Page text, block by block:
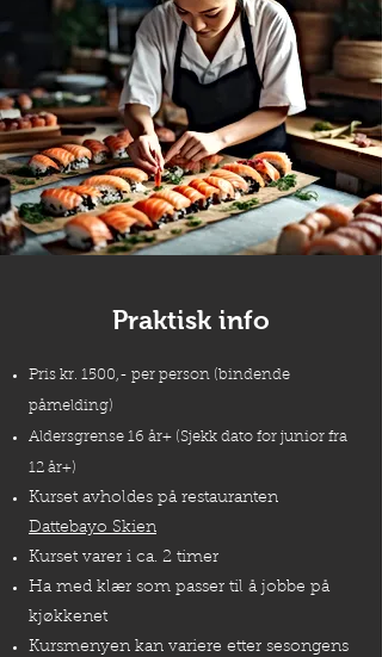
Praktisk info
Pris kr. 1500,- per person (bindende
påmelding)
Aldersgrense 16 år+ (Sjekk dato for junior fra
12 år+)
Kurset avholdes på restauranten
Dattebayo Skien
Kurset varer i ca. 2 timer
Ha med klær som passer til å jobbe på
kjøkkenet
Kursmenyen kan variere etter sesongens